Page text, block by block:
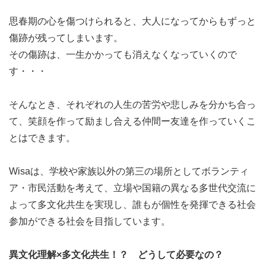
第7回：成果発表会
実証的なアプローチと信頼性
ル技術を活用して若者の社会参画を支援する「デジタル・
ユースワーク」の普及として企画運営を行っております。
複数の大学教員が連携しておりますので、専門家のサポー
学ぶことができます。
具体的な活動内容
思春期の心を傷つけられると、大人になってからもずっと
傷跡が残ってしまいます。
その傷跡は、一生かかっても消えなくなっていくので
す・・・
そんなとき、それぞれの人生の苦労や悲しみを分かち合っ
て、笑顔を作って励まし合える仲間ー友達を作っていくこ
とはできます。
Wisaは、学校や家族以外の第三の場所としてボランティ
ア・市民活動を考えて、立場や国籍の異なる多世代交流に
よって多文化共生を実現し、誰もが個性を発揮できる社会
参加ができる社会を目指しています。
異文化理解×多文化共生！？ どうして必要なの？